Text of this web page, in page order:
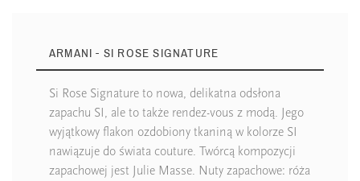
ARMANI - SI ROSE SIGNATURE
Si Rose Signature to nowa, delikatna odsłona
zapachu SI, ale to także rendez-vous z modą. Jego
wyjątkowy flakon ozdobiony tkaniną w kolorze SI
nawiązuje do świata couture. Twórcą kompozycji
zapachowej jest Julie Masse. Nuty zapachowe: róża